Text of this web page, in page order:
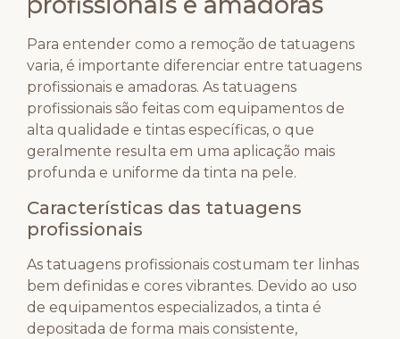
Para entender como a remoção de tatuagens
varia, é importante diferenciar entre tatuagens
profissionais e amadoras. As tatuagens
profissionais são feitas com equipamentos de
alta qualidade e tintas específicas, o que
geralmente resulta em uma aplicação mais
profunda e uniforme da tinta na pele.
Características das tatuagens
profissionais
As tatuagens profissionais costumam ter linhas
bem definidas e cores vibrantes. Devido ao uso
de equipamentos especializados, a tinta é
depositada de forma mais consistente,